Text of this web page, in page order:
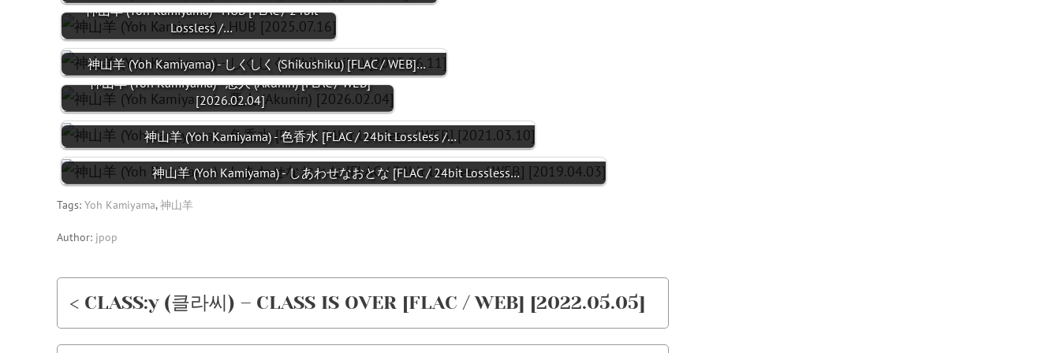
神山羊 (Yoh Kamiyama) - HUB [FLAC / 24bit
Lossless /…
神山羊 (Yoh Kamiyama) - しくしく (Shikushiku) [FLAC / WEB]…
神山羊 (Yoh Kamiyama) - 悪人 (Akunin) [FLAC / WEB]
[2026.02.04]
神山羊 (Yoh Kamiyama) - 色香水 [FLAC / 24bit Lossless /…
神山羊 (Yoh Kamiyama) - しあわせなおとな [FLAC / 24bit Lossless…
Tags: Yoh Kamiyama,神山羊
Author: jpop
< CLASS:y (클라씨) – CLASS IS OVER [FLAC / WEB] [2022.05.05]